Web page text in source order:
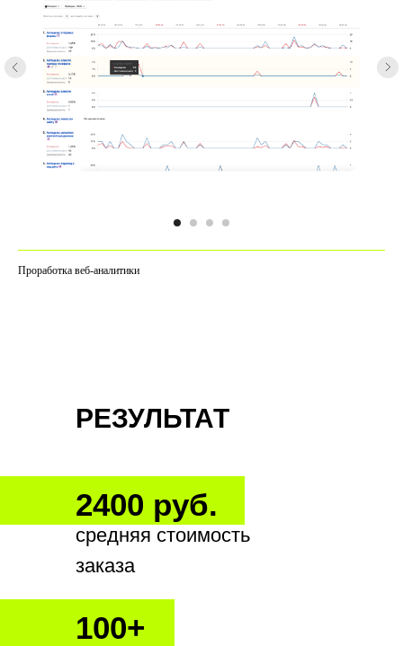
Проработка веб-аналитики
РЕЗУЛЬТАТ
2400 руб.
средняя стоимость
заказа
100+